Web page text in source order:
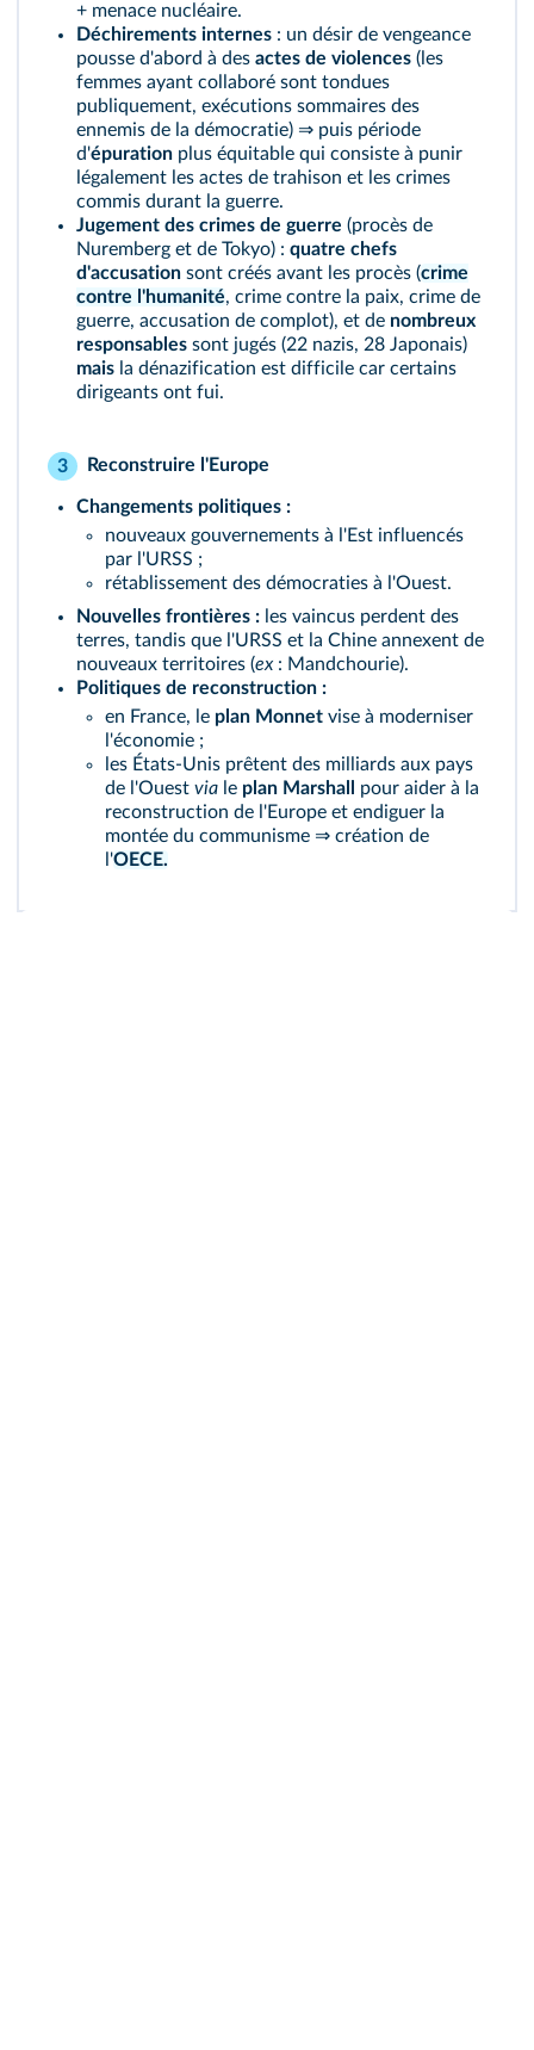
+ menace nucléaire.
Déchirements internes : un désir de vengeance
pousse d'abord à des actes de violences (les
femmes ayant collaboré sont tondues
publiquement, exécutions sommaires des
ennemis de la démocratie) ⇒ puis période
d'épuration plus équitable qui consiste à punir
légalement les actes de trahison et les crimes
commis durant la guerre.
Jugement des crimes de guerre (procès de
Nuremberg et de Tokyo) : quatre chefs
d'accusation sont créés avant les procès (crime
contre l'humanité, crime contre la paix, crime de
guerre, accusation de complot), et de nombreux
responsables sont jugés (22 nazis, 28 Japonais)
mais la dénazification est difficile car certains
dirigeants ont fui.
3 Reconstruire l'Europe
Changements politiques :
nouveaux gouvernements à l'Est influencés
par l'URSS ;
rétablissement des démocraties à l'Ouest.
Nouvelles frontières : les vaincus perdent des
terres, tandis que l'URSS et la Chine annexent de
nouveaux territoires (ex : Mandchourie).
Politiques de reconstruction :
en France, le plan Monnet vise à moderniser
l'économie ;
les États-Unis prêtent des milliards aux pays
de l'Ouest via le plan Marshall
pour aider à la
reconstruction de l'Europe et endiguer la
montée du communisme ⇒ création de
l'OECE.